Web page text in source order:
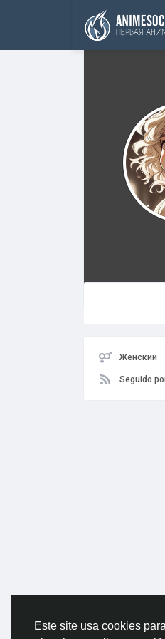
Este site usa cookies
Funding
Женский
Seguido
© 2026